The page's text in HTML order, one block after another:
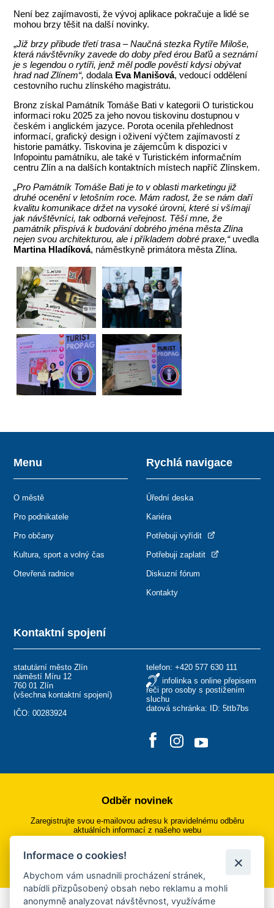
Není bez zajímavosti, že vývoj aplikace pokračuje a lidé se
mohou brzy těšit na další novinky.
„Již brzy přibude třetí trasa – Naučná stezka Rytíře Miloše,
která návštěvníky zavede do doby před érou Baťů a seznámí
je s legendou o rytíři, jenž měl podle pověstí kdysi obývat
hrad nad Zlínem“, dodala Eva Manišová, vedoucí oddělení
cestovního ruchu zlínského magistrátu.
Bronz získal Památník Tomáše Bati v kategorii O turistickou
informaci roku 2025 za jeho novou tiskovinu dostupnou v
českém i anglickém jazyce. Porota ocenila přehlednost
informací, grafický design i oživení výčtem zajímavostí z
historie památky. Tiskovina je zájemcům k dispozici v
Infopointu památníku, ale také v Turistickém informačním
centru Zlín a na dalších kontaktních místech napříč Zlínskem.
„Pro Památník Tomáše Bati je to v oblasti marketingu již
druhé ocenění v letošním roce. Mám radost, že se nám daří
kvalitu komunikace držet na vysoké úrovni, které si všímají
jak návštěvníci, tak odborná veřejnost. Těší mne, že
památník přispívá k budování dobrého jména města Zlína
nejen svou architekturou, ale i příkladem dobré praxe,“uvedla
Martina Hladíková, náměstkyně primátora města Zlína.
Kontaktní spojení
statutární město Zlín
náměstí Míru 12
760 01 Zlín
(všechna kontaktní spojení)
IČO: 00283924
telefon: +420 577 630 111
infolinka s online přepisem
řeči pro osoby s postižením
sluchu
datová schránka: ID: 5ttb7bs
Menu
O městě
Pro podnikatele
Pro občany
Kultura, sport a volný čas
Otevřená radnice
Rychlá navigace
Úřední deska
Kariéra
Potřebuji vyřídit
Potřebuji zaplatit
Diskuzní fórum
Kontakty
Odběr novinek
Zaregistrujte svou e-mailovou adresu k pravidelnému odběru
aktuálních informací z našeho webu
Přihlásit se k odběru
Informace o cookies!
Abychom vám usnadnili procházení stránek,
nabídli přizpůsobený obsah nebo reklamu a mohli
anonymně analyzovat návštěvnost, využíváme